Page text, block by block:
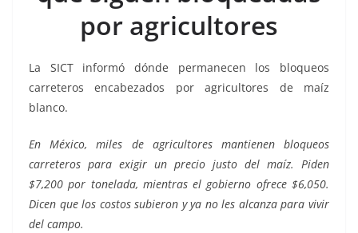
k
p er
por agricultores
La SICT informó dónde permanecen los bloqueos
carreteros encabezados por agricultores de maíz
blanco.
En México, miles de agricultores mantienen bloqueos
carreteros para exigir un precio justo del maíz. Piden
$7,200 por tonelada, mientras el gobierno ofrece $6,050.
Dicen que los costos subieron y ya no les alcanza para vivir
del campo.